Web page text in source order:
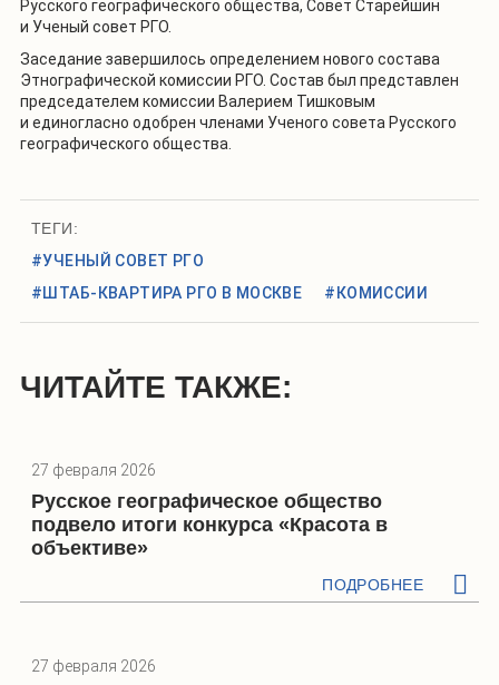
Русского географического общества, Совет Старейшин
и Ученый совет РГО.
Заседание завершилось определением нового состава
Этнографической комиссии РГО. Состав был представлен
председателем комиссии Валерием Тишковым
и единогласно одобрен членами Ученого совета Русского
географического общества.
ТЕГИ:
#УЧЕНЫЙ СОВЕТ РГО
#ШТАБ-КВАРТИРА РГО В МОСКВЕ
#КОМИССИИ
ЧИТАЙТЕ ТАКЖЕ:
27 февраля 2026
Русское географическое общество
подвело итоги конкурса «Красота в
объективе»
ПОДРОБНЕЕ
27 февраля 2026